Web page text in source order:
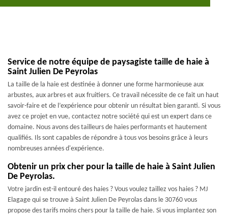
Service de notre équipe de paysagiste taille de haie à
Saint Julien De Peyrolas
La taille de la haie est destinée à donner une forme harmonieuse aux
arbustes, aux arbres et aux fruitiers. Ce travail nécessite de ce fait un haut
savoir-faire et de l’expérience pour obtenir un résultat bien garanti. Si vous
avez ce projet en vue, contactez notre société qui est un expert dans ce
domaine. Nous avons des tailleurs de haies performants et hautement
qualifiés. Ils sont capables de répondre à tous vos besoins grâce à leurs
nombreuses années d'expérience.
Obtenir un prix cher pour la taille de haie à Saint Julien
De Peyrolas.
Votre jardin est-il entouré des haies ? Vous voulez taillez vos haies ? MJ
Elagage qui se trouve à Saint Julien De Peyrolas dans le 30760 vous
propose des tarifs moins chers pour la taille de haie. Si vous implantez son